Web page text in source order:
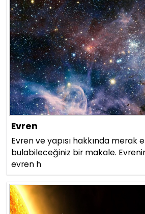
Evren
Evren ve yapısı hakkında merak
bulabileceğiniz bir makale.
evren h